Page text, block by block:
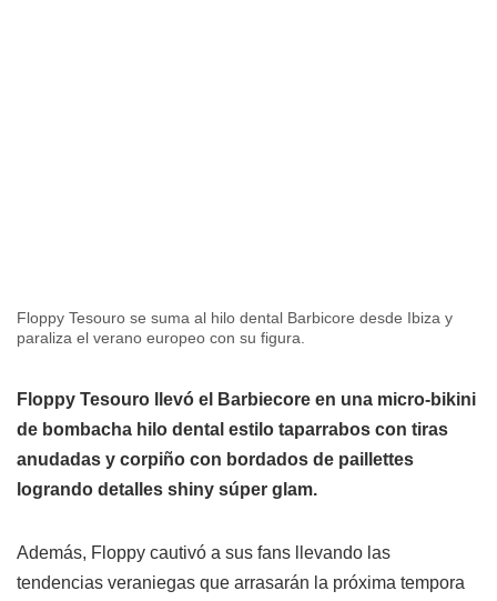
Floppy Tesouro se suma al hilo dental Barbicore desde Ibiza y
paraliza el verano europeo con su figura.
Floppy Tesouro llevó el Barbiecore en una micro-bikini
de bombacha hilo dental estilo taparrabos con tiras
anudadas y corpiño con bordados de paillettes
logrando detalles shiny súper glam.
Además, Floppy cautivó a sus fans llevando las
tendencias veraniegas que arrasarán la próxima tempora